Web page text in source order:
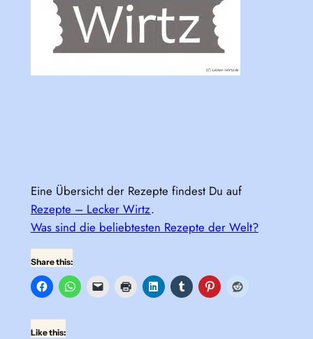
Eine Übersicht der Rezepte findest Du auf
Rezepte – Lecker Wirtz.
Was sind die beliebtesten Rezepte der Welt?
Share this:
Like this: